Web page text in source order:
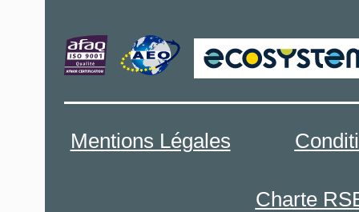
Mentions Légales
Charte